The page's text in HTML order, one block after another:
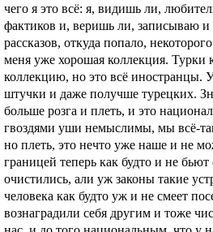
чего я это всё: я, видишь ли,
фактиков и, веришь ли, записываю и
рассказов, откуда попало,
меня уже хорошая коллекция. Турки
коллекцию, но это всё иностранцы.
штучки и даже получше турецких.
больше розга и плеть, и это
гвоздями уши немыслимы, мы всё-
но плеть, это нечто уже наше и не
границей теперь как будто и не
очистились, али уж законы такие
человека как будто уж и не смеет
вознаградили себя другим и тоже